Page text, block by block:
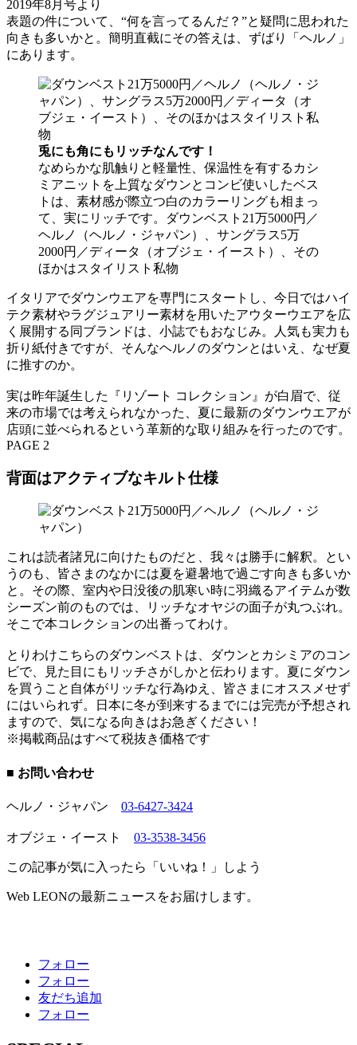
2019年8月号より
表題の件について、“何を言ってるんだ？”と疑問に思われた
向きも多いかと。簡明直截にその答えは、ずばり「ヘルノ」
にあります。
兎にも角にもリッチなんです！
なめらかな肌触りと軽量性、保温性を有するカシ
ミアニットを上質なダウンとコンビ使いしたベス
トは、素材感が際立つ白のカラーリングも相まっ
て、実にリッチです。ダウンベスト21万5000円／
ヘルノ（ヘルノ・ジャパン）、サングラス5万
2000円／ディータ（オブジェ・イースト）、その
ほかはスタイリスト私物
イタリアでダウンウエアを専門にスタートし、今日ではハイ
テク素材やラグジュアリー素材を用いたアウターウエアを広
く展開する同ブランドは、小誌でもおなじみ。人気も実力も
折り紙付きですが、そんなヘルノのダウンとはいえ、なぜ夏
に推すのか。
実は昨年誕生した『リゾート コレクション』が白眉で、従
来の市場では考えられなかった、夏に最新のダウンウエアが
店頭に並べられるという革新的な取り組みを行ったのです。
PAGE 2
背面はアクティブなキルト仕様
これは読者諸兄に向けたものだと、我々は勝手に解釈。とい
うのも、皆さまのなかには夏を避暑地で過ごす向きも多いか
と。その際、室内や日没後の肌寒い時に羽織るアイテムが数
シーズン前のものでは、リッチなオヤジの面子が丸つぶれ。
そこで本コレクションの出番ってわけ。
とりわけこちらのダウンベストは、ダウンとカシミアのコン
ビで、見た目にもリッチさがしかと伝わります。夏にダウン
を買うこと自体がリッチな行為ゆえ、皆さまにオススメせず
にはいられず。日本に冬が到来するまでには完売が予想され
ますので、気になる向きはお急ぎください！
※掲載商品はすべて税抜き価格です
■ お問い合わせ
ヘルノ・ジャパン 03-6427-3424
オブジェ・イースト 03-3538-3456
この記事が気に入ったら「いいね！」しよう
Web LEONの最新ニュースをお届けします。
フォロー
フォロー
友だち追加
フォロー